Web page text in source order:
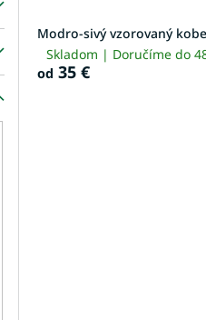
Modro-sivý vzorovaný
Skladom | Doručíme do
od 35 €